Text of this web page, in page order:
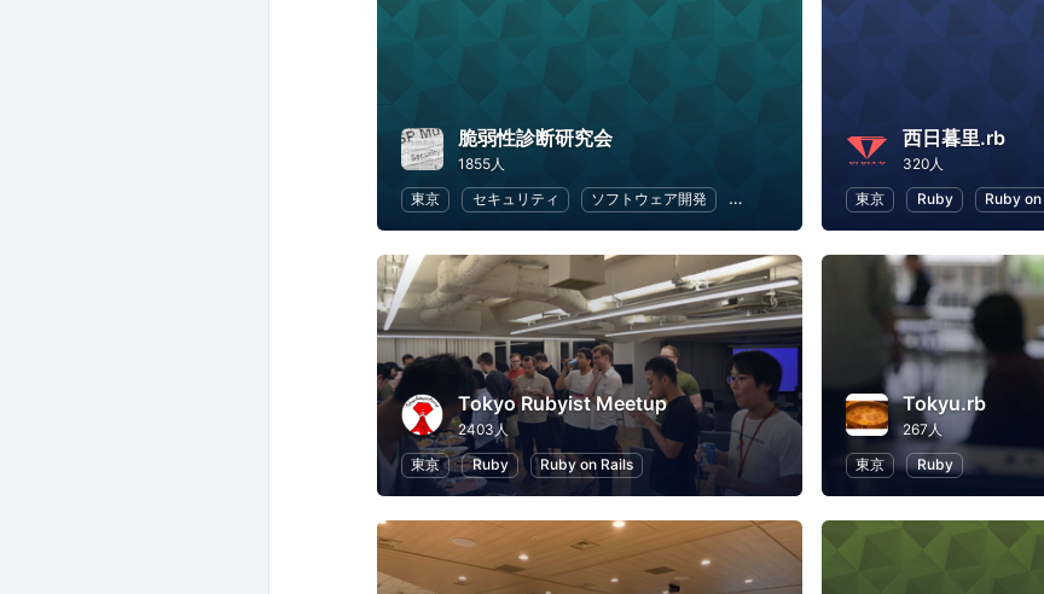
脆弱性診断研究会
1855人
東京
セキュリティ ソフトウェア開発 オープンソース Web アプリ開発
西日暮里.rb
320人
東京
Ruby Ruby
Tokyo Rubyist Meetup
2403人
東京
Ruby Ruby on Rails
Tokyu.rb
267人
東京
Ruby